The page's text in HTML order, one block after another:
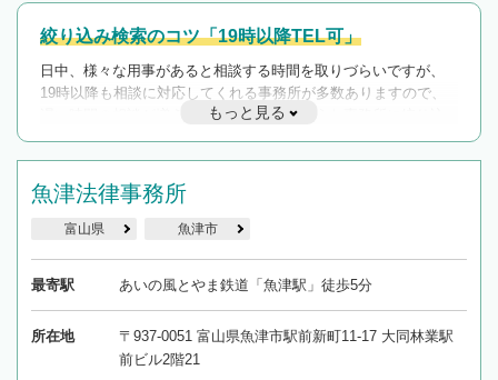
絞り込み検索のコツ「19時以降TEL可」
日中、様々な用事があると相談する時間を取りづらいですが、
19時以降も相談に対応してくれる事務所が多数ありますので、
遅い時間の相談が増えそうな場合はそのような事務所に絞り込
んで検索してみましょう。
もっと見る
魚津法律事務所
富山県 魚津市
最寄駅 あいの風とやま鉄道「魚津駅」徒歩5分
所在地
〒937-0051 富山県魚津市駅前新町11-17 大同林業駅
前ビル2階21